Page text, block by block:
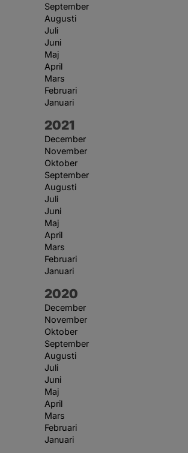
September
Augusti
Juli
Juni
Maj
April
Mars
Februari
Januari
År:
2021
December
November
Oktober
September
Augusti
Juli
Juni
Maj
April
Mars
Februari
Januari
År:
2020
December
November
Oktober
September
Augusti
Juli
Juni
Maj
April
Mars
Februari
Januari